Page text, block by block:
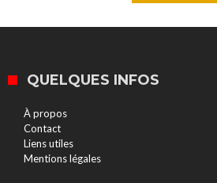
QUELQUES INFOS
À propos
Contact
Liens utiles
Mentions légales